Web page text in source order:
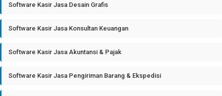
Software Kasir Jasa Desain Grafis
Software Kasir Jasa Konsultan Keuangan
Software Kasir Jasa Akuntansi & Pajak
Software Kasir Jasa Pengiriman Barang & Ekspedisi